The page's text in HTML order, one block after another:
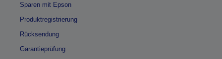
Sparen mit Epson
Produktregistrierung
Rücksendung
Garantieprüfung